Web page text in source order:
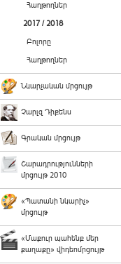
Հաղթողներ
2017 / 2018
Բոլորը
Հաղթողներ
Նկարչական մրցույթ
Չարլզ Դիքենս
Գրական մրցույթ
Շարադրությունների
մրցույթ 2010
«Պատանի նկարիչ»
մրցույթ
«Մաքուր պահենք մեր
քաղաքը» վիդեոմրցույթ